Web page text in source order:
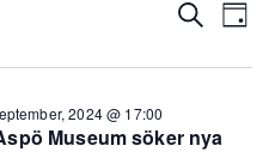
Sök
Dag
Museum söker nya
2024 @ 17:00